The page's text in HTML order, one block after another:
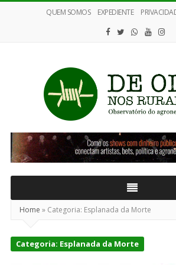
QUEM SOMOS EXPEDIENTE
De
Olho
nos
Home » Categoria: Esplanada da Morte
Categoria: Esplanada da Morte